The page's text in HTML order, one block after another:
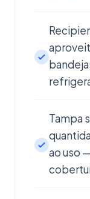
Tampa
ao uso